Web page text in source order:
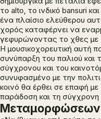
το alto, το ινδικό bansuri
ένα πλαίσιο ελεύθερου
χορός καταφέρνει να
γεφυρώνοντας το χθες με
Η μουσικοχορευτική αυτή
συνύπαρξη του παλιού και
σύγχρονου και του
συνυφασμένο με την
κοινό θα έρθει σε επαφή
παράδοση και τη σύγχρονη